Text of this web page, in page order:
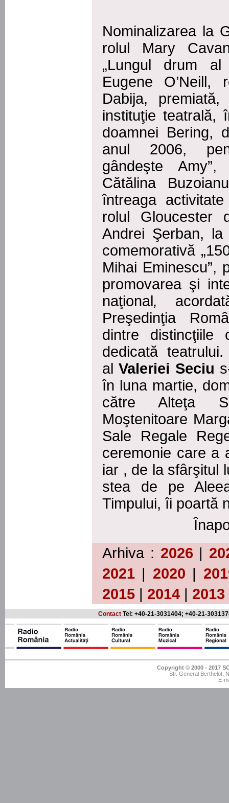
Nominalizarea la
rolul Mary
„Lungul drum
Eugene O’Neill,
Dabija,
instituţie teatrală,
doamnei Bering,
anul 2006,
gândeşte
Cătălina
întreaga
rolul Gloucester
Andrei Şerban,
comemorativă
Mihai Eminescu”,
promovarea şi
naţional,
Preşedinţia
dintre distincţiile
dedicată
alValeriei Seciu
în luna martie,
către Alteţa
Moştenitoare
Sale Regale
ceremonie care a
iar , de la sfârşitul
stea de pe
Timpului, îi poartă
Arhiva : 2026 |
2021 | 2020 |
2015 | 2014 | 2013
Contact Tel: +40-21-3031404; +40-21-
Copyright © 2000 - 2017
Str. General Berthelot,
E-